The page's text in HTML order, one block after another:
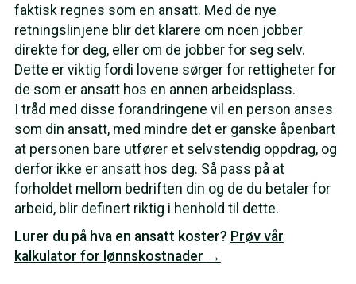
faktisk regnes som en ansatt. Med de nye
retningslinjene blir det klarere om noen jobber
direkte for deg, eller om de jobber for seg selv.
Dette er viktig fordi lovene sørger for rettigheter for
de som er ansatt hos en annen arbeidsplass.
I tråd med disse forandringene vil en person anses
som din ansatt, med mindre det er ganske åpenbart
at personen bare utfører et selvstendig oppdrag, og
derfor ikke er ansatt hos deg. Så pass på at
forholdet mellom bedriften din og de du betaler for
arbeid, blir definert riktig i henhold til dette.
Lurer du på hva en ansatt koster? Prøv vår
kalkulator for lønnskostnader →